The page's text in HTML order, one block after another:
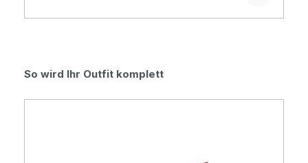
Produktgalerie überspringen
So wird Ihr Outfit komplett